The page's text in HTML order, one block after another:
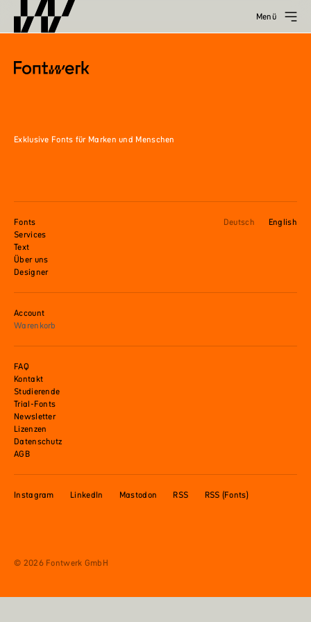
Menü
Exklusive Fonts für Marken und Menschen
Fonts
Services
Text
Über uns
Designer
Deutsch English
Account
Warenkorb
FAQ
Kontakt
Studierende
Trial-Fonts
Newsletter
Lizenzen
Datenschutz
AGB
Instagram LinkedIn Mastodon RSS RSS (Fonts)
© 2026 Fontwerk GmbH